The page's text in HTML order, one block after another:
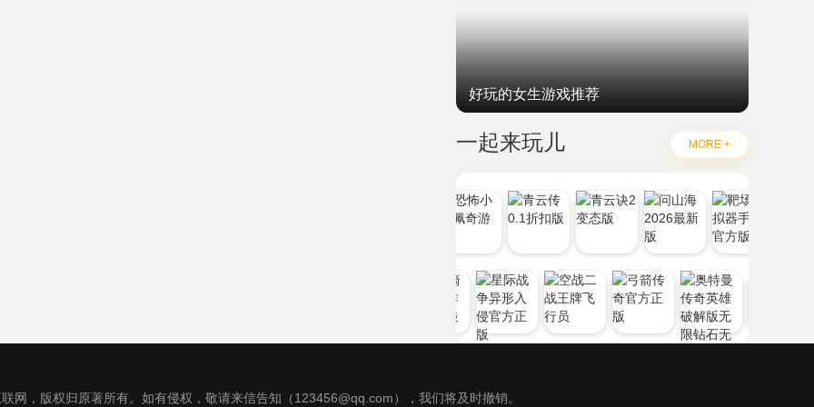
好玩的女生游戏推荐
一起来玩儿 MORE +
网，版权归原著所有。如有侵权，敬请来信告知（123456@qq.com），我们将及时撤销。